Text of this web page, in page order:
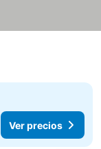
Ver precios